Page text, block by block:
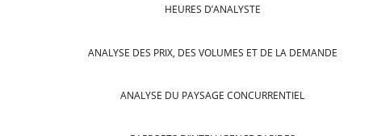
HEURES D’ANALYSTE
ANALYSE DES PRIX, DES VOLUMES ET DE LA DEMANDE
ANALYSE DU PAYSAGE CONCURRENTIEL